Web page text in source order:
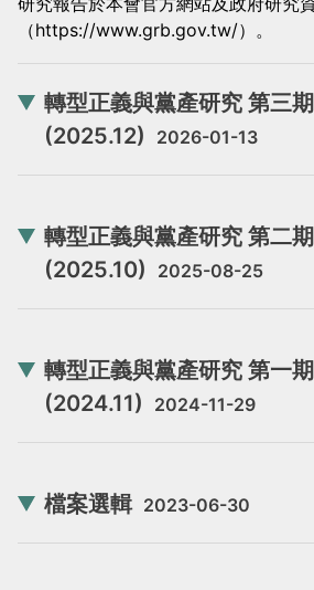
當
處
會
（https://www.grb.gov.tw/）。
轉型正義與黨產研究 第三期
(2025.12)
2026-01-13
轉型正義與黨產研究 第二期
(2025.10)
2025-08-25
轉型正義與黨產研究 第一期
(2024.11)
2024-11-29
檔案選輯 2023-06-30